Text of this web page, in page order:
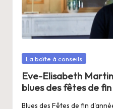
n
g
e
r
s
Posté
La boîte à conseils
Eve-Elisabeth
blues des fêtes de fin
Blues des Fêtes de fin